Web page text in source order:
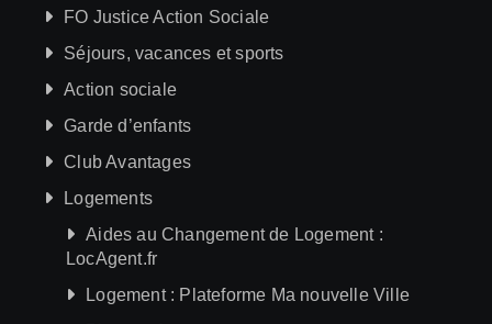
FO Justice Action Sociale
Séjours, vacances et sports
Action sociale
Garde d’enfants
Club Avantages
Logements
Aides au Changement de Logement :
LocAgent.fr
Logement : Plateforme Ma nouvelle Ville